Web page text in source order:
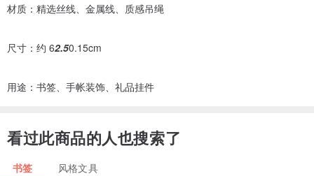
材质：精选丝线、金属线、质感吊绳
尺寸：约 62.50.15cm
用途：书签、手帐装饰、礼品挂件
看过此商品的人也搜索了
书签 风格文具